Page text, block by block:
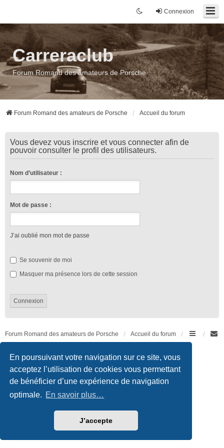
En poursuivant votre navigation sur ce site, vous
acceptez l’utilisation de cookies vous permettant
de bénéficier d’une expérience de navigation
optimale. En savoir plus…
J’accepte
Connexion
Carreraclub
Forum Romand des amateurs de Porsche
Forum Romand des amateurs de Porsche Accueil du forum
Vous devez vous inscrire et vous connecter afin de
pouvoir consulter le profil des utilisateurs.
Nom d’utilisateur :
Mot de passe :
J’ai oublié mon mot de passe
Se souvenir de moi
Masquer ma présence lors de cette session
Forum Romand des amateurs de Porsche Accueil du forum
Développé parphpBB
® Forum Software © phpBB Limited
Traduction française officielle
Qiaeru
Style we_universal created byINVENTEA| nextgen
Confidentialité|Conditions